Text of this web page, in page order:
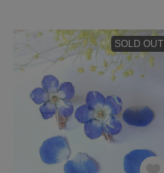
SOLD OUT